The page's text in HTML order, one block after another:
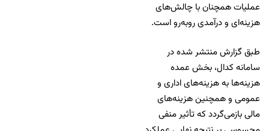
عملیات همچنان با چالش‌های
هزینه‌ای و درآمدی روبه‌رو است.
طبق گزارش منتشر شده در
سامانه کدال، بخش عمده
هزینه‌ها به هزینه‌های اداری و
عمومی و همچنین هزینه‌های
مالی بازمی‌گردد که تأثیر منفی